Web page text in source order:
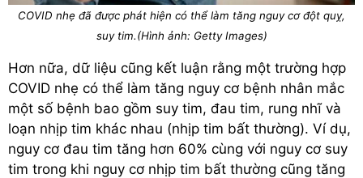
COVID nhẹ đã được phát hiện có thể làm tăng nguy cơ đột quỵ,
suy tim.(Hình ảnh: Getty Images)
Hơn nữa, dữ liệu cũng kết luận rằng một trường hợp
COVID nhẹ có thể làm tăng nguy cơ bệnh nhân mắc
một số bệnh bao gồm suy tim, đau tim, rung nhĩ và
loạn nhịp tim khác nhau (nhịp tim bất thường). Ví dụ,
nguy cơ đau tim tăng hơn 60% cùng với nguy cơ suy
tim trong khi nguy cơ nhịp tim bất thường cũng tăng